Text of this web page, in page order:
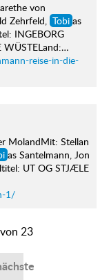
von
Zehrfeld, Tobi as
INGEBORG
WÜSTELand:…
reise-in-die-
MolandMit: Stellan
as Santelmann, Jon
UT OG STJÆLE
1/
23